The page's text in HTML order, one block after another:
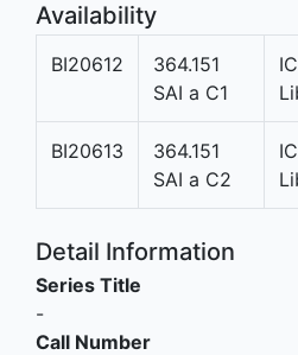
Availability
BI20612
364.151
SAI a C1
BI20613
364.151
SAI a C2
Detail Information
Series Title
-
Call Number